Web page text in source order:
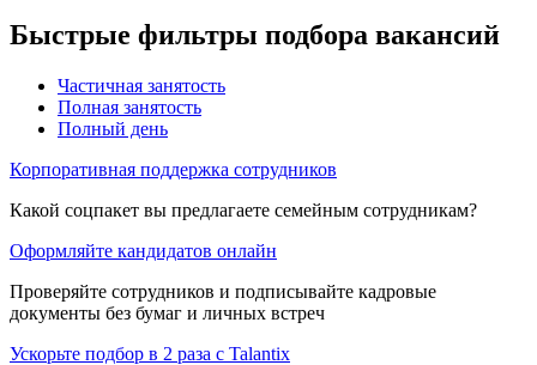
Быстрые фильтры подбора вакансий
Частичная занятость
Полная занятость
Полный день
Корпоративная поддержка сотрудников
Какой соцпакет вы предлагаете семейным сотрудникам?
Оформляйте кандидатов онлайн
Проверяйте сотрудников и подписывайте кадровые
документы без бумаг и личных встреч
Ускорьте подбор в 2 раза с Talantix